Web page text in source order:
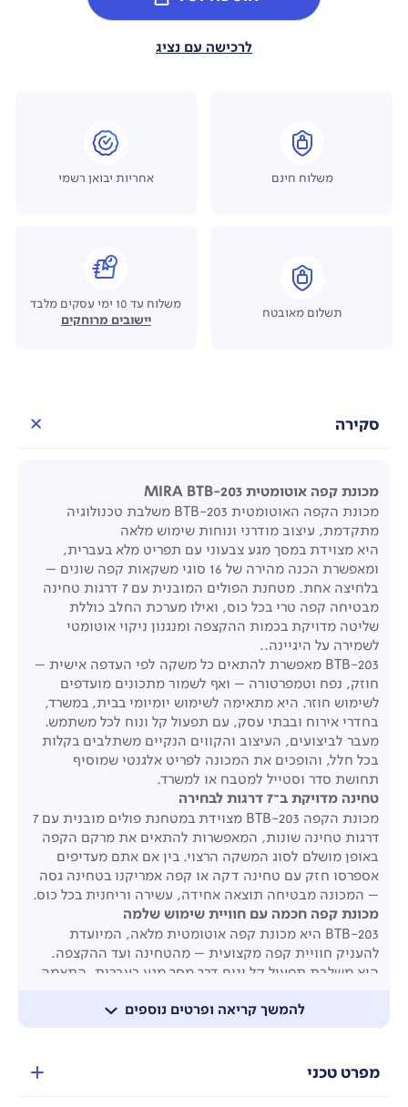
לרכישה עם נציג
משלוח חינם אחריות יבואן רשמי
תשלום מאובטח
משלוח עד 10 ימי עסקים מלבד
יישובים מרוחקים
סקירה
להמשך קריאה ופרטים נוספים
מכונת קפה אוטומטית MIRA BTB-203
מכונת הקפה האוטומטית BTB-203 משלבת טכנולוגיה
מתקדמת, עיצוב מודרני ונוחות שימוש מלאה
היא מצוידת במסך מגע צבעוני עם תפריט מלא בעברית,
ומאפשרת הכנה מהירה של 16 סוגי משקאות קפה שונים –
בלחיצה אחת. מטחנת הפולים המובנית עם 7 דרגות טחינה
מבטיחה קפה טרי בכל כוס, ואילו מערכת החלב כוללת
שליטה מדויקת בכמות ההקצפה ומנגנון ניקוי אוטומטי
לשמירה על היגיינה..
BTB-203 מאפשרת להתאים כל משקה לפי העדפה אישית –
חוזק, נפח וטמפרטורה – ואף לשמור מתכונים מועדפים
לשימוש חוזר. היא מתאימה לשימוש יומיומי בבית, במשרד,
בחדרי אירוח ובבתי עסק, עם תפעול קל ונוח לכל משתמש.
מעבר לביצועים, העיצוב והקווים הנקיים משתלבים בקלות
בכל חלל, והופכים את המכונה לפריט אלגנטי שמוסיף
תחושת סדר וסטייל למטבח או למשרד.
טחינה מדויקת ב־7 דרגות לבחירה
מכונת הקפה BTB-203 מצוידת במטחנת פולים מובנית עם 7
דרגות טחינה שונות, המאפשרות להתאים את מרקם הקפה
באופן מושלם לסוג המשקה הרצוי. בין אם אתם מעדיפים
אספרסו חזק עם טחינה דקה או קפה אמריקנו בטחינה גסה
– המכונה מבטיחה תוצאה אחידה, עשירה וריחנית בכל כוס.
מכונת קפה חכמה עם חוויית שימוש שלמה
BTB-203 היא מכונת קפה אוטומטית מלאה, המיועדת
להעניק חוויית קפה מקצועית – מהטחינה ועד ההקצפה.
היא משלבת תפעול קל ונוח דרך מסך מגע בעברית, התאמה
איכותיים לאורך זמן.
פולי קפה או קפה טחון?
מפרט טכני